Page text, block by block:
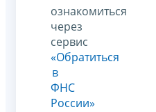
ознакомиться
через
сервис
«Обратиться
в
ФНС
России»